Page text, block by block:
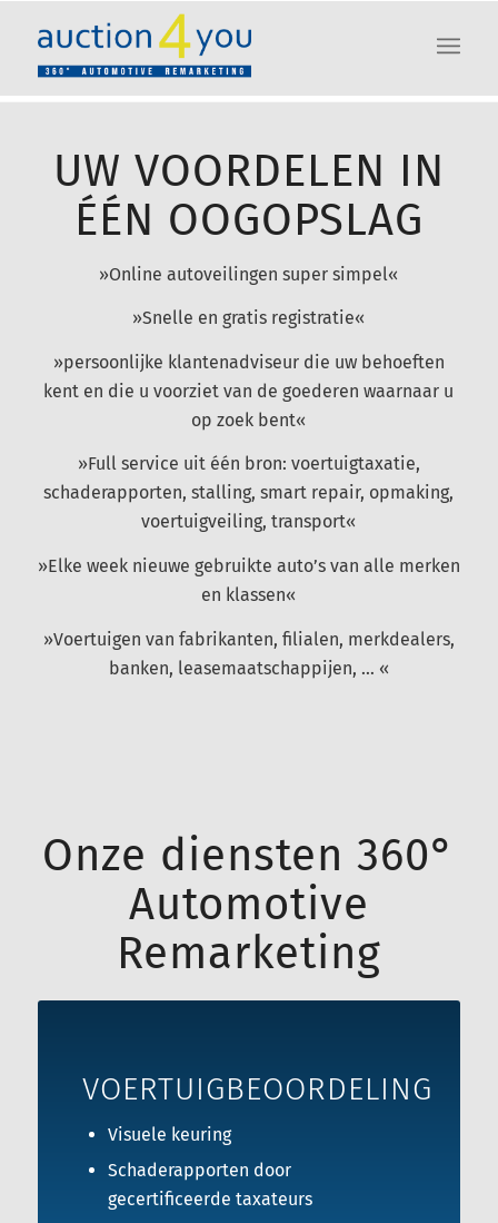
UW VOORDELEN IN
ÉÉN OOGOPSLAG
»Online autoveilingen super simpel«
»Snelle en gratis registratie«
»persoonlijke klantenadviseur die uw behoeften
kent en die u voorziet van de goederen waarnaar u
op zoek bent«
»Full service uit één bron: voertuigtaxatie,
schaderapporten, stalling, smart repair, opmaking,
voertuigveiling, transport«
»Elke week nieuwe gebruikte auto’s van alle merken
en klassen«
»Voertuigen van fabrikanten, filialen, merkdealers,
banken, leasemaatschappijen, … «
Onze diensten 360°
Automotive
Remarketing
VOERTUIGBEOORDELING
Visuele keuring
Schaderapporten door
gecertificeerde taxateurs